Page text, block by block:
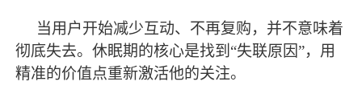
当用户开始减少互动、不再复购，并不意味着
彻底失去。休眠期的核心是找到 “失联原因”，用
精准的价值点重新激活他的关注。